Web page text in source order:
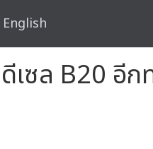
English
เซล B20 อี